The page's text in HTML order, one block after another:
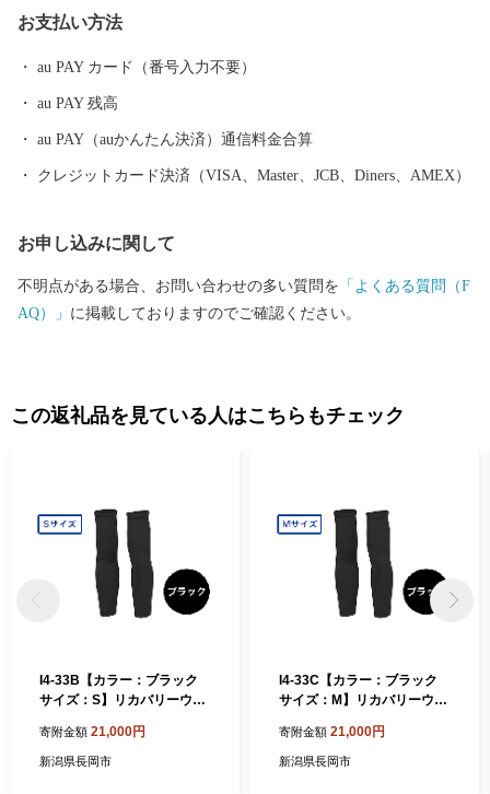
コシヒカリをはじめとした長岡自慢の品をご用意しました。ぜひ
ふるさと納税で長岡を応援してください！
お支払い方法
au PAY カード（番号入力不要）
au PAY 残高
au PAY（auかんたん決済）通信料金合算
クレジットカード決済（VISA、Master、JCB、Diners、AMEX）
お申し込みに関して
不明点がある場合、お問い合わせの多い質問を 「よくある質問（F
AQ）」 に掲載しておりますのでご確認ください。
この返礼品を見ている人はこちらもチェック
I4-33B【カラー：ブラック
サイズ：S】リカバリーウェ
番：AAA99521）
寄附金額 21,000円
新潟県長岡市
I4-33C【カラー：ブラック
サイズ：M】リカバリーウェ
番：AAA99521）
寄附金額 21,000円
新潟県長岡市